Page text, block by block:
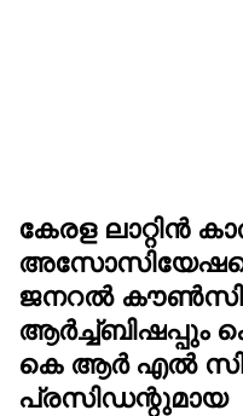
കേരള ലാറ്റിൻ
ജനറൽ
ആർച്ച്ബിഷപ്പും
കെ ആർ എൽ സി
പ്രസിഡന്റുമായ